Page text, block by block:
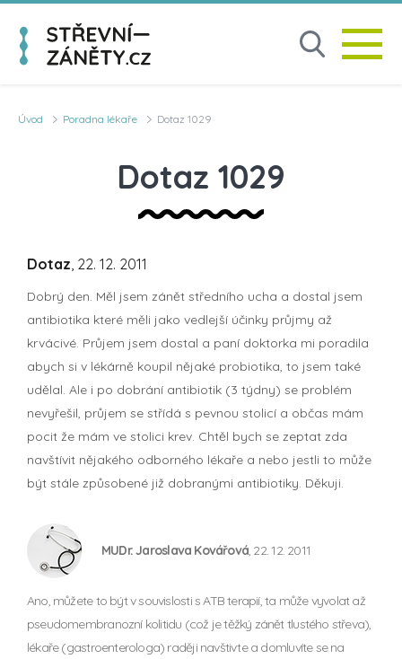
Úvod Poradna lékaře Dotaz 1029
Dotaz 1029
Dotaz, 22. 12. 2011
Dobrý den. Měl jsem zánět středního ucha a dostal jsem
antibiotika které měli jako vedlejší účinky průjmy až
krvácivé. Průjem jsem dostal a paní doktorka mi poradila
abych si v lékárně koupil nějaké probiotika, to jsem také
udělal. Ale i po dobrání antibiotik (3 týdny) se problém
nevyřešil, průjem se střídá s pevnou stolicí a občas mám
pocit že mám ve stolici krev. Chtěl bych se zeptat zda
navštívit nějakého odborného lékaře a nebo jestli to může
být stále způsobené již dobranými antibiotiky. Děkuji.
MUDr. Jaroslava Kovářová, 22. 12. 2011
Ano, můžete to být v souvislosti s ATB terapií, ta může vyvolat až
pseudomembranozní kolitidu (což je těžký zánět tlustého střeva),
lékaře (gastroenterologa) raději navštivte a domluvíte se na